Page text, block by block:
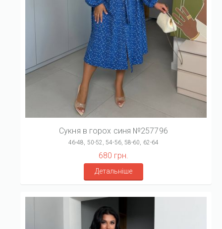
Сукня в горох синя №257796
46-48, 50-52, 54-56, 58-60, 62-64
680 грн.
Детальніше